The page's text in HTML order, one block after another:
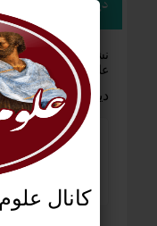
دیدگاهتان را بنویسید
نشانی ایمیل شما
علامت‌گذاری شده‌اند
دیدگاه *
کانال